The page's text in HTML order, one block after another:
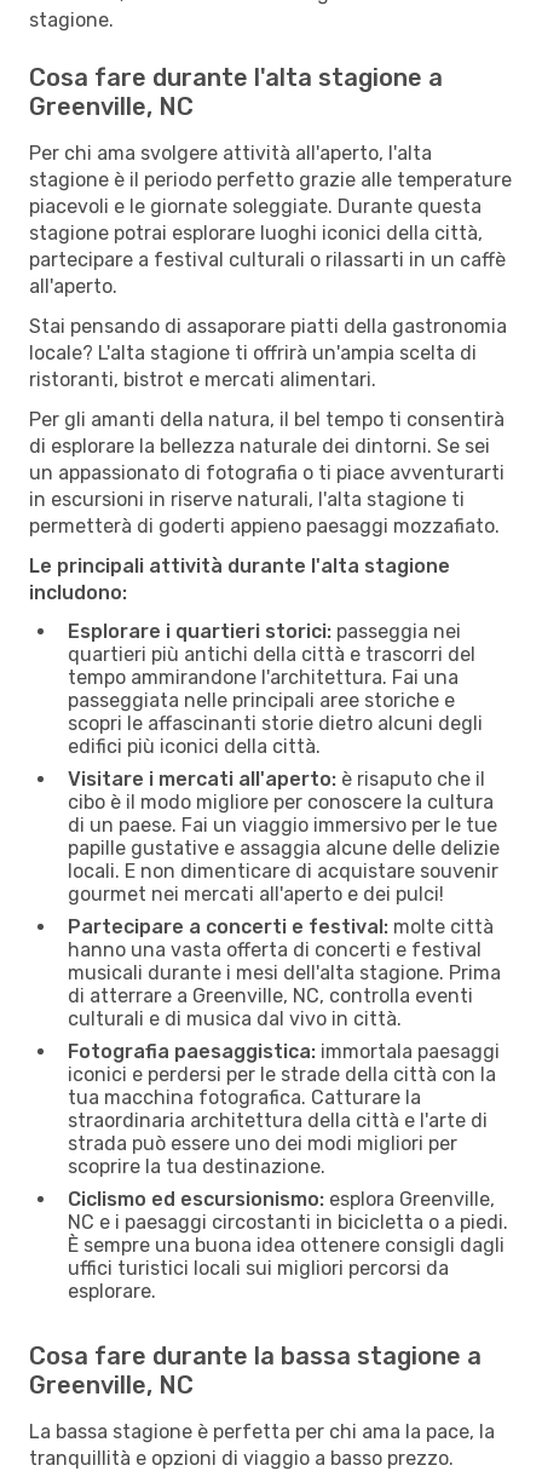
stagione.
Cosa fare durante l'alta stagione a
Greenville, NC
Per chi ama svolgere attività all'aperto, l'alta
stagione è il periodo perfetto grazie alle temperature
piacevoli e le giornate soleggiate. Durante questa
stagione potrai esplorare luoghi iconici della città,
partecipare a festival culturali o rilassarti in un caffè
all'aperto.
Stai pensando di assaporare piatti della gastronomia
locale? L'alta stagione ti offrirà un'ampia scelta di
ristoranti, bistrot e mercati alimentari.
Per gli amanti della natura, il bel tempo ti consentirà
di esplorare la bellezza naturale dei dintorni. Se sei
un appassionato di fotografia o ti piace avventurarti
in escursioni in riserve naturali, l'alta stagione ti
permetterà di goderti appieno paesaggi mozzafiato.
Le principali attività durante l'alta stagione
includono:
Esplorare i quartieri storici: passeggia nei
quartieri più antichi della città e trascorri del
tempo ammirandone l'architettura. Fai una
passeggiata nelle principali aree storiche e
scopri le affascinanti storie dietro alcuni degli
edifici più iconici della città.
Visitare i mercati all'aperto: è risaputo che il
cibo è il modo migliore per conoscere la cultura
di un paese. Fai un viaggio immersivo per le tue
papille gustative e assaggia alcune delle delizie
locali. E non dimenticare di acquistare souvenir
gourmet nei mercati all'aperto e dei pulci!
Partecipare a concerti e festival: molte città
hanno una vasta offerta di concerti e festival
musicali durante i mesi dell'alta stagione. Prima
di atterrare a Greenville, NC, controlla eventi
culturali e di musica dal vivo in città.
Fotografia paesaggistica: immortala paesaggi
iconici e perdersi per le strade della città con la
tua macchina fotografica. Catturare la
straordinaria architettura della città e l'arte di
strada può essere uno dei modi migliori per
scoprire la tua destinazione.
Ciclismo ed escursionismo: esplora Greenville,
NC e i paesaggi circostanti in bicicletta o a piedi.
È sempre una buona idea ottenere consigli dagli
uffici turistici locali sui migliori percorsi da
esplorare.
Cosa fare durante la bassa stagione a
Greenville, NC
La bassa stagione è perfetta per chi ama la pace, la
tranquillità e opzioni di viaggio a basso prezzo.